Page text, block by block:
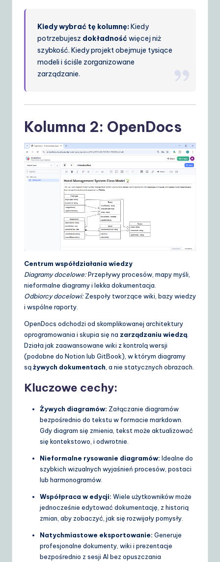
Kiedy wybrać tę kolumnę:Kiedy
potrzebujesz dokładność więcej niż
szybkość. Kiedy projekt obejmuje tysiące
modeli i ściśle zorganizowane
zarządzanie.
Kolumna 2: OpenDocs
Centrum współdziałania wiedzy
Diagramy docelowe:Przepływy procesów, mapy myśli,
nieformalne diagramy i lekka dokumentacja.
Odbiorcy docelowi:Zespoły tworzące wiki, bazy wiedzy
i wspólne raporty.
OpenDocs odchodzi od skomplikowanej architektury
oprogramowania i skupia się na zarządzaniu wiedzą
Działa jak zaawansowane wiki z kontrolą wersji
(podobne do Notion lub GitBook), w którym diagramy
sążywych dokumentach , a nie statycznych obrazach.
Kluczowe cechy:
Żywych diagramów: Załączanie diagramów
bezpośrednio do tekstu w formacie markdown.
Gdy diagram się zmienia, tekst może aktualizować
się kontekstowo, i odwrotnie.
Nieformalne rysowanie diagramów: Idealne do
szybkich wizualnych wyjaśnień procesów, postaci
lub harmonogramów.
Współpraca w edycji: Wiele użytkowników może
jednocześnie edytować dokumentację, z historią
zmian, aby zobaczyć, jak się rozwijały pomysły.
Natychmiastowe eksportowanie: Generuje
profesjonalne dokumenty, wiki i prezentacje
bezpośrednio z sesji AI bez opuszczania